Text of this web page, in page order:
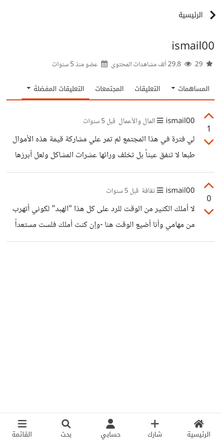
الرئيسية شارك حسابي بحث القائمة
الرئيسية
ismail00
عضو منذ5 سنوات
المساهمات التعليقات المجتمعات التعليقات المفضلة
1
ismail00 المال والأعمال قبل 5 سنوات
لي فترة في هذا المجتمع لم تمر علي مشاركة قيمة هذه الأموال
طبعا لا تنفق عبثاً بل تخلف ورائها عشرات المشاكل ولعل أبرزها
التفاهة و هو المِقود لباقي الانحرافات ما يجب أن نفعله هو
مقاطعتها و التذكير بحرمتنا هذا من ناحبة الصعيد الآني الذي لن
يغير الواقع ولكنه ضروري أما على الصعيد الطويل فيجب الانتباه
الى تأسيس جيل على عقيدة سليمة و العمل على إصلاح جذور
مجتمعنا في مجتمع الجاهلية لو كان أول الأمر دعوا الخمر لما
0
ismail00 ثقافة قبل 5 سنوات
لا أملك الكثير من الوقت للرد على كل هذا "الهبد" لكوني أتهرب
من مهامي وأنا أضيع الوقت هنا -وإن كنت أملك فلست مستعداً
لصرفه هنا- لكن أزعجني ترديدك الدائم لمادية الوعي و الإنفعالات